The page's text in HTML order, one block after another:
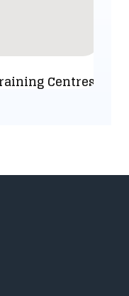
Centres